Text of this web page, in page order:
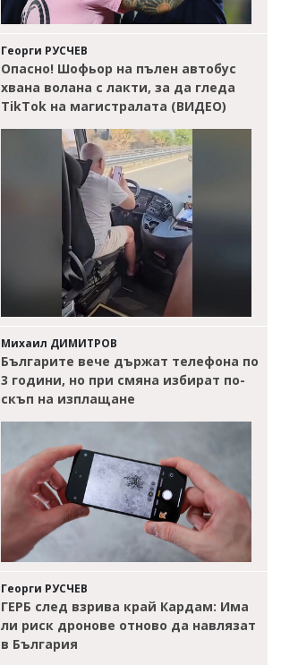
Георги РУСЧЕВ
Опасно! Шофьор на пълен автобус
хвана волана с лакти, за да гледа
TikTok на магистралата (ВИДЕО)
Михаил ДИМИТРОВ
Българите вече държат телефона по
3 години, но при смяна избират по-
скъп на изплащане
Георги РУСЧЕВ
ГЕРБ след взрива край Кардам: Има
ли риск дронове отново да навлязат
в България